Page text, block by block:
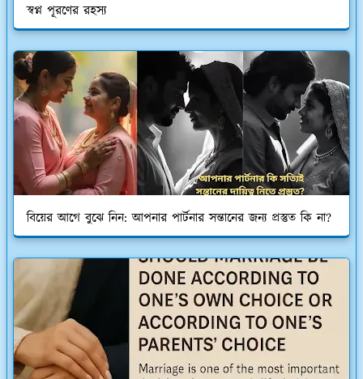
স্বপ্ন পূরণের রহস্য
বিয়ের আগে বুঝে নিন: আপনার পার্টনার সন্তানের জন্য প্রস্তুত কি না?